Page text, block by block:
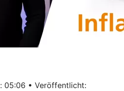
05:06 • Veröffentlicht: